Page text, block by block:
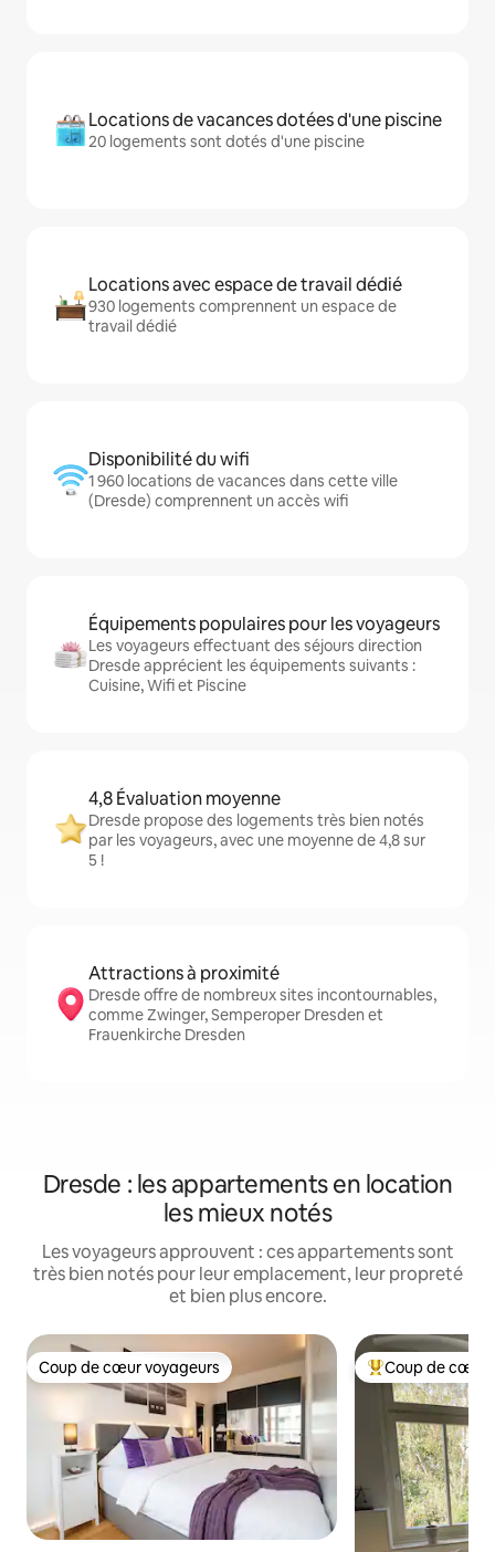
Locations de vacances dotées d'une piscine
20 logements sont dotés d'une piscine
Locations avec espace de travail dédié
930 logements comprennent un espace de
travail dédié
Disponibilité du wifi
1 960 locations de vacances dans cette ville
(Dresde) comprennent un accès wifi
Équipements populaires pour les voyageurs
Les voyageurs effectuant des séjours direction
Dresde apprécient les équipements suivants :
Cuisine, Wifi et Piscine
4,8 Évaluation moyenne
Dresde propose des logements très bien notés
par les voyageurs, avec une moyenne de 4,8 sur
5 !
Attractions à proximité
Dresde offre de nombreux sites incontournables,
comme Zwinger, Semperoper Dresden et
Frauenkirche Dresden
Dresde : les appartements en location
les mieux notés
Les voyageurs approuvent : ces appartements sont
très bien notés pour leur emplacement, leur propreté
et bien plus encore.
Coup de cœur voyageurs
Coup de cœur voyageurs Coups de cœur
Coup de cœur